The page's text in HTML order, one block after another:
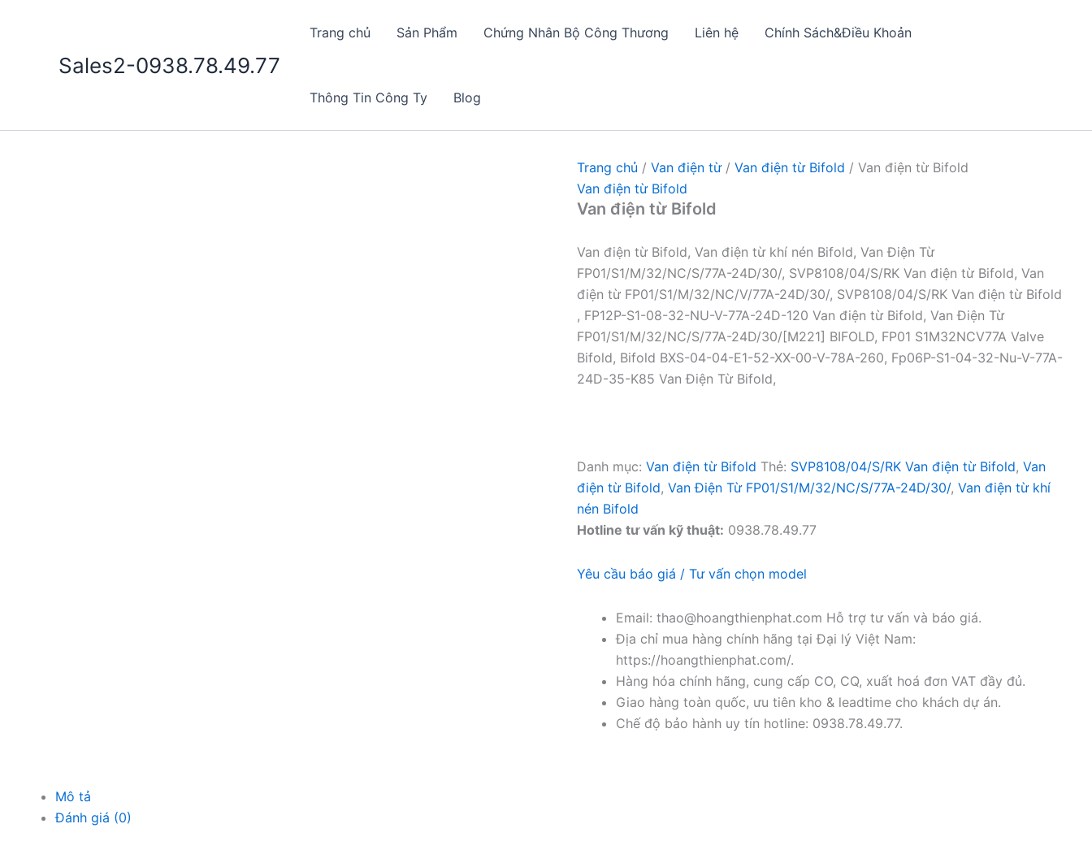
Sales2-0938.78.49.77
Trang chủ Sản Phẩm Chứng Nhân Bộ Công Thương Liên hệ Chính Sách&Điều Khoản
Thông Tin Công Ty Blog
Trang chủ / Van điện từ/ Van điện từ Bifold / Van điện từ Bifold
Van điện từ Bifold
Van điện từ Bifold
Van điện từ Bifold, Van điện từ khí nén Bifold, Van Điện Từ
FP01/S1/M/32/NC/S/77A-24D/30/, SVP8108/04/S/RK Van điện từ Bifold, Van
điện từ FP01/S1/M/32/NC/V/77A-24D/30/, SVP8108/04/S/RK Van điện từ Bifold
, FP12P-S1-08-32-NU-V-77A-24D-120 Van điện từ Bifold, Van Điện Từ
FP01/S1/M/32/NC/S/77A-24D/30/[M221] BIFOLD, FP01 S1M32NCV77A Valve
Bifold, Bifold BXS-04-04-E1-52-XX-00-V-78A-260, Fp06P-S1-04-32-Nu-V-77A-
24D-35-K85 Van Điện Từ Bifold,
Danh mục: Van điện từ Bifold Thẻ: SVP8108/04/S/RK Van điện từ Bifold, Van
điện từ Bifold, Van Điện Từ FP01/S1/M/32/NC/S/77A-24D/30/, Van điện từ khí
nén Bifold
Hotline tư vấn kỹ thuật: 0938.78.49.77
Yêu cầu báo giá / Tư vấn chọn model
Email: thao@hoangthienphat.com Hỗ trợ tư vấn và báo giá.
Địa chỉ mua hàng chính hãng tại Đại lý Việt Nam:
https://hoangthienphat.com/.
Hàng hóa chính hãng, cung cấp CO, CQ, xuất hoá đơn VAT đầy đủ.
Giao hàng toàn quốc, ưu tiên kho & leadtime cho khách dự án.
Chế độ bảo hành uy tín hotline: 0938.78.49.77.
Mô tả
Đánh giá (0)